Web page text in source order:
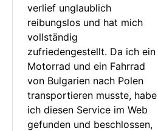
verlief unglaublich
reibungslos und hat mich
vollständig
zufriedengestellt. Da ich ein
Motorrad und ein Fahrrad
von Bulgarien nach Polen
transportieren musste, habe
ich diesen Service im Web
gefunden und beschlossen,